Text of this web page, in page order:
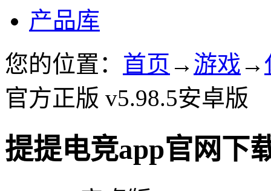
产品库
您的位置： 首页 → 游戏 →
官方正版 v5.98.5安卓版
提提电竞app官网下